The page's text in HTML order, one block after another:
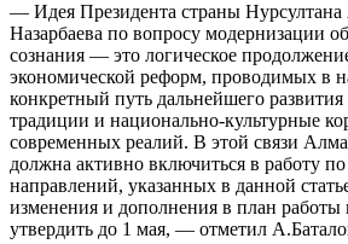
— Идея Президента страны
Назарбаева по вопросу модернизации
сознания — это логическое
экономической реформ, проводимых в
конкретный путь дальнейшего
традиции и национально-культурные
современных реалий. В этой связи
должна активно включиться в работу
направлений, указанных в данной
изменения и дополнения в план работы
утвердить до 1 мая, — отметил